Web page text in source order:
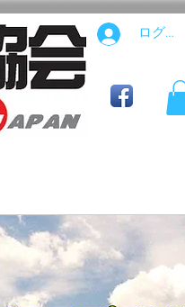
ログイン